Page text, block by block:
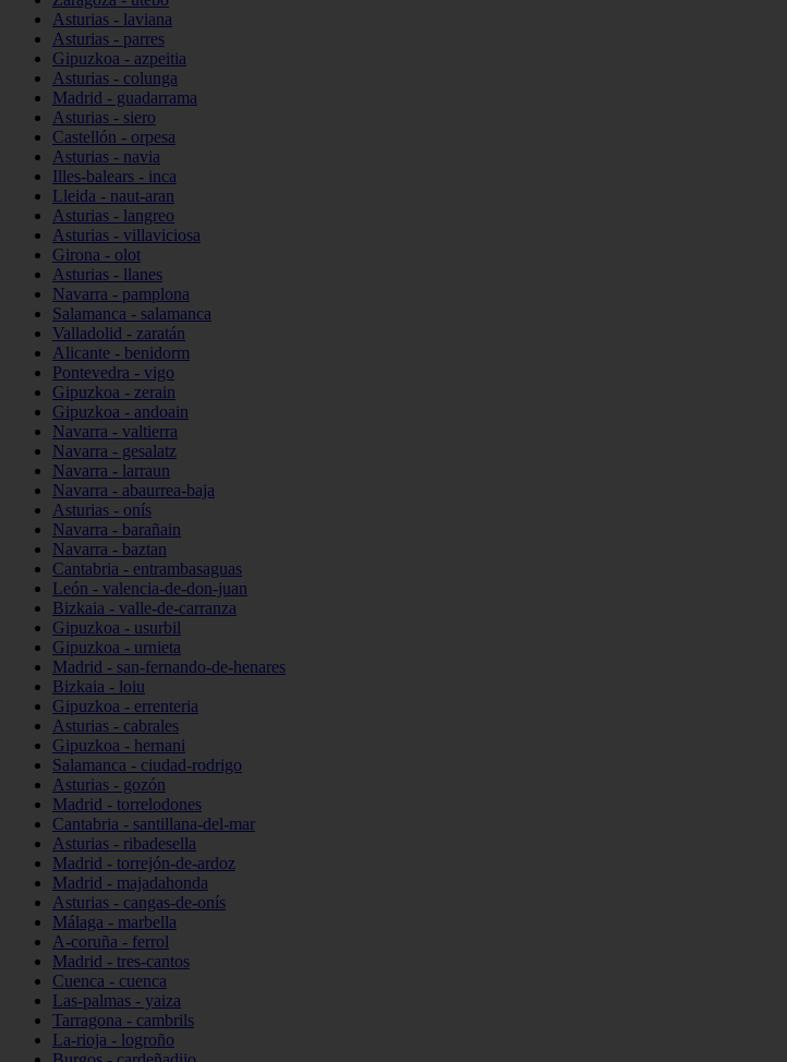
Asturias - laviana
Asturias - parres
Gipuzkoa - azpeitia
Asturias - colunga
Madrid - guadarrama
Asturias - siero
Castellón - orpesa
Asturias - navia
Illes-balears - inca
Lleida - naut-aran
Asturias - langreo
Asturias - villaviciosa
Girona - olot
Asturias - llanes
Navarra - pamplona
Salamanca - salamanca
Valladolid - zaratán
Alicante - benidorm
Pontevedra - vigo
Gipuzkoa - zerain
Gipuzkoa - andoain
Navarra - valtierra
Navarra - gesalatz
Navarra - larraun
Navarra - abaurrea-baja
Asturias - onís
Navarra - barañain
Navarra - baztan
Cantabria - entrambasaguas
León - valencia-de-don-juan
Bizkaia - valle-de-carranza
Gipuzkoa - usurbil
Gipuzkoa - urnieta
Madrid - san-fernando-de-henares
Bizkaia - loiu
Gipuzkoa - errenteria
Asturias - cabrales
Gipuzkoa - hernani
Salamanca - ciudad-rodrigo
Asturias - gozón
Madrid - torrelodones
Cantabria - santillana-del-mar
Asturias - ribadesella
Madrid - torrejón-de-ardoz
Madrid - majadahonda
Asturias - cangas-de-onís
Málaga - marbella
A-coruña - ferrol
Madrid - tres-cantos
Cuenca - cuenca
Las-palmas - yaiza
Tarragona - cambrils
La-rioja - logroño